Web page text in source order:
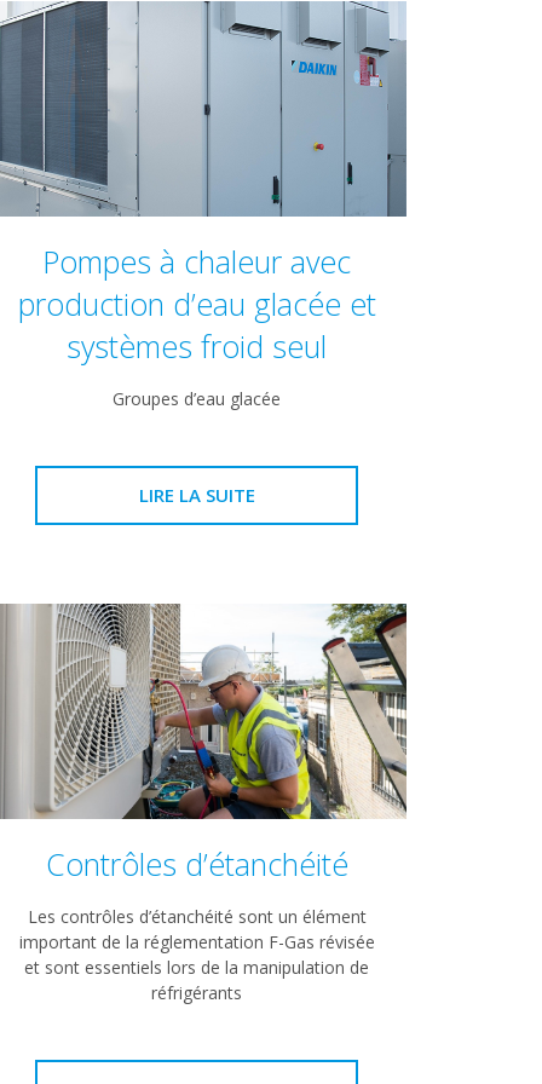
Pompes à chaleur avec
production d’eau glacée et
systèmes froid seul
Groupes d’eau glacée
LIRE LA SUITE
Contrôles d’étanchéité
Les contrôles d’étanchéité sont un élément
important de la réglementation F-Gas révisée
et sont essentiels lors de la manipulation de
réfrigérants